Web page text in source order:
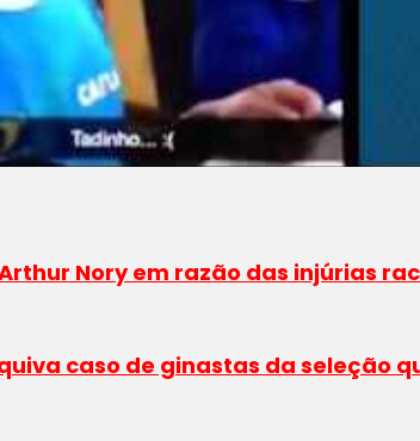
Nory em razão das injúrias
caso de ginastas da seleção